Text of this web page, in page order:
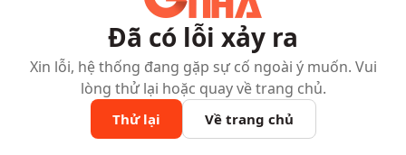
Đã có lỗi xảy ra
Xin lỗi, hệ thống đang gặp sự cố ngoài ý muốn. Vui
lòng thử lại hoặc quay về trang chủ.
Thử lại Về trang chủ